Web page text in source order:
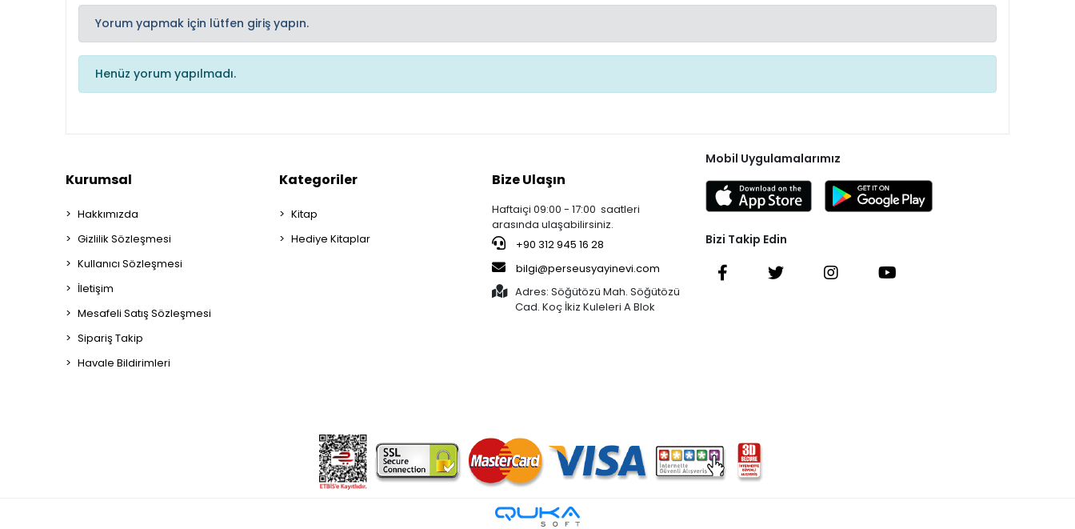
Yorum yapmak için lütfen giriş yapın.
Henüz yorum yapılmadı.
Kurumsal
Hakkımızda
Gizlilik Sözleşmesi
Kullanıcı Sözleşmesi
İletişim
Mesafeli Satış Sözleşmesi
Sipariş Takip
Havale Bildirimleri
Kategoriler
Kitap
Hediye Kitaplar
Bize Ulaşın
Haftaiçi 09:00 - 17:00 saatleri
arasında ulaşabilirsiniz.
+90 312 945 16 28
bilgi@perseusyayinevi.com
Adres: Söğütözü Mah. Söğütözü
Cad. Koç İkiz Kuleleri A Blok
Mobil Uygulamalarımız
Bizi Takip Edin